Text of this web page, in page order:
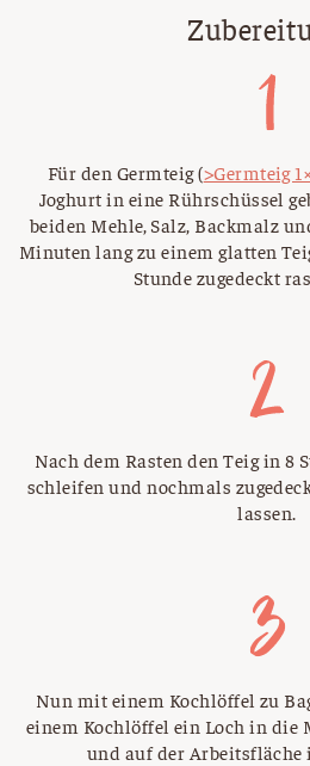
Für den Germteig (>Germteig
Joghurt in eine Rührschüssel
beiden Mehle, Salz, Backmalz
Minuten lang zu einem glatten
Stunde zugedeckt
Nach dem Rasten den Teig in 8
schleifen und nochmals
lassen.
Nun mit einem Kochlöffel zu
einem Kochlöffel ein Loch in die
und auf der Arbeitsfläche